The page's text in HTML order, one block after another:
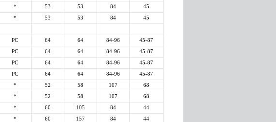
* 53 53 84 45
* 53 53 84 45
PC 64 64 84-96 45-87
PC 64 64 84-96 45-87
PC 64 64 84-96 45-87
PC 64 64 84-96 45-87
* 52 58 107 68
* 52 58 107 68
* 60 105 84 44
* 60 157 84 44